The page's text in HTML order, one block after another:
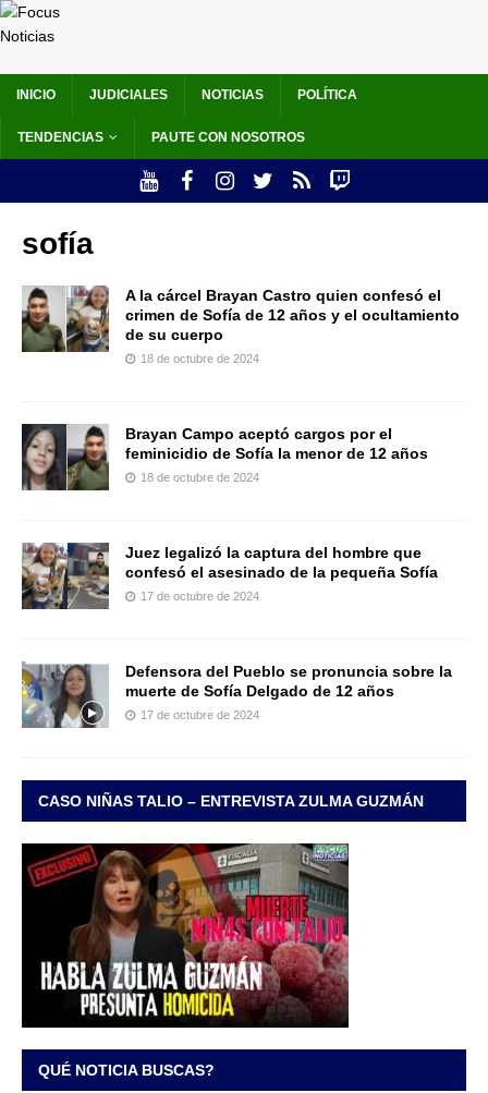
INICIO JUDICIALES NOTICIAS POLÍTICA
TENDENCIAS PAUTE CON NOSOTROS
sofía
A la cárcel Brayan Castro quien confesó el
crimen de Sofía de 12 años y el ocultamiento
de su cuerpo
18 de octubre de 2024
Brayan Campo aceptó cargos por el
feminicidio de Sofía la menor de 12 años
18 de octubre de 2024
Juez legalizó la captura del hombre que
confesó el asesinado de la pequeña Sofía
17 de octubre de 2024
Defensora del Pueblo se pronuncia sobre la
muerte de Sofía Delgado de 12 años
17 de octubre de 2024
CASO NIÑAS TALIO – ENTREVISTA ZULMA GUZMÁN
QUÉ NOTICIA BUSCAS?